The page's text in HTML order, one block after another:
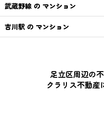
武蔵野線 の マンション
吉川駅 の マンション
足立区周辺の
クラリス不動産